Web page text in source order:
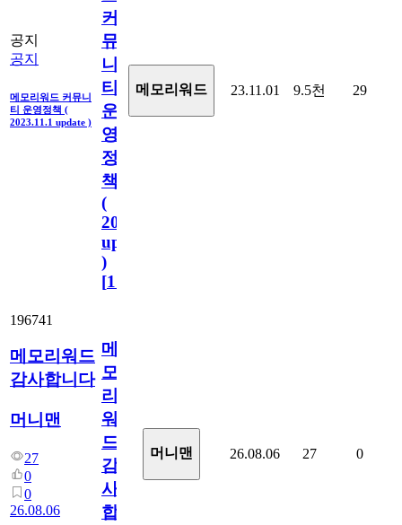
공지
공지
메모리워드 커뮤니
티 운영정책 (
2023.11.1 update )
커
뮤
니
티
운
영
정
책
(
2023.11.1
update
)
[110
메모리워드 23.11.01 9.5천 29
196741
메모리워드
감사합니다
머니맨
27
0
0
26.08.06
메
모
리
워
드
감
사
합
머니맨 26.08.06 27 0